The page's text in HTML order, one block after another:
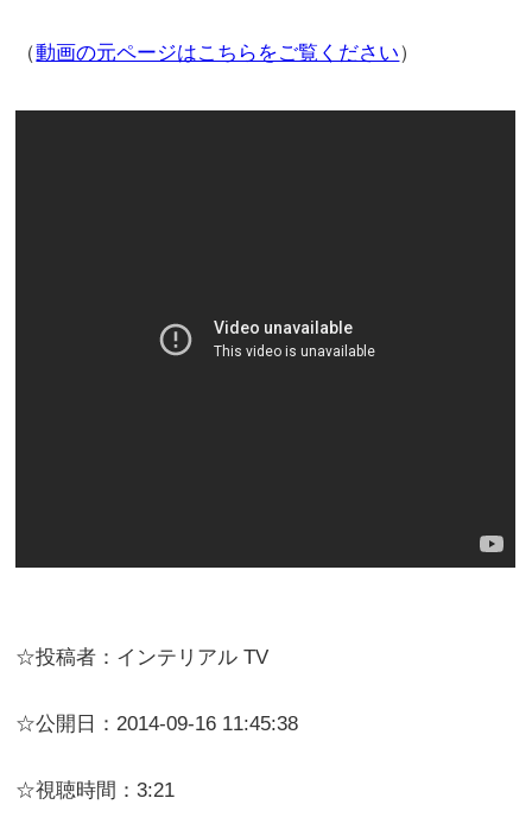
（動画の元ページはこちらをご覧ください）
☆投稿者：インテリアル TV
☆公開日：2014-09-16 11:45:38
☆視聴時間：3:21